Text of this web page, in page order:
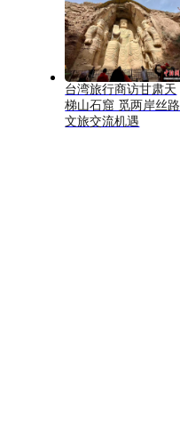
台湾旅行商访甘肃天
梯山石窟 觅两岸丝路
文旅交流机遇